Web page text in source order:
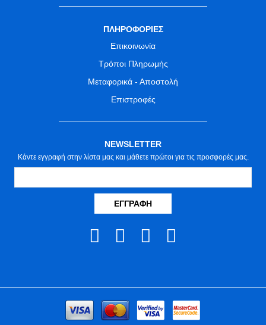
ΠΛΗΡΟΦΟΡΙΕΣ
Επικοινωνία
Τρόποι Πληρωμής
Μεταφορικά - Αποστολή
Επιστροφές
NEWSLETTER
Κάντε εγγραφή στην λίστα μας και μάθετε πρώτοι για τις προσφορές μας.
ΕΓΓΡΑΦΉ